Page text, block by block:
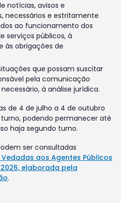
notícias, avisos e
necessários e estritamente
ao funcionamento dos
serviços públicos, à
às obrigações de
que possam suscitar
pela comunicação
à análise jurídica.
de 4 de julho a 4 de outubro
podendo permanecer até
haja segundo turno.
ser consultadas
aos Agentes Públicos
elaborada pela
.